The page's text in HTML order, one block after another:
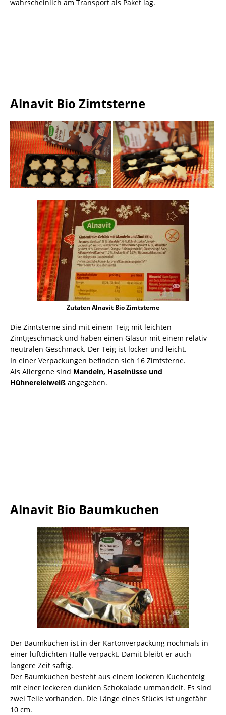
wahrscheinlich am Transport als Paket lag.
Alnavit Bio Zimtsterne
Zutaten Alnavit Bio Zimtsterne
Die Zimtsterne sind mit einem Teig mit leichten
Zimtgeschmack und haben einen Glasur mit einem relativ
neutralen Geschmack. Der Teig ist locker und leicht.
In einer Verpackungen befinden sich 16 Zimtsterne.
Als Allergene sind Mandeln, Haselnüsse und
Hühnereieiweiß angegeben.
Alnavit Bio Baumkuchen
Der Baumkuchen ist in der Kartonverpackung nochmals in
einer luftdichten Hülle verpackt. Damit bleibt er auch
längere Zeit saftig.
Der Baumkuchen besteht aus einem lockeren Kuchenteig
mit einer leckeren dunklen Schokolade ummandelt. Es sind
zwei Teile vorhanden. Die Länge eines Stücks ist ungefähr
10 cm.